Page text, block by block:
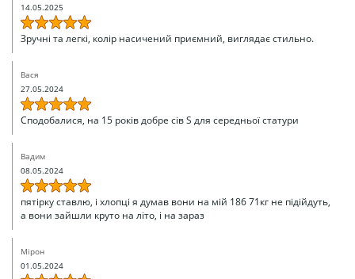
14.05.2025
Зручні та легкі, колір насичений приємний, виглядає стильно.
Вася
27.05.2024
Сподобалися, на 15 років добре сів S для середньої статури
Вадим
08.05.2024
пятірку ставлю, і хлопці я думав вони на мій 186 71кг не підійдуть,
а вони зайшли круто на літо, і на зараз
Мірон
01.05.2024